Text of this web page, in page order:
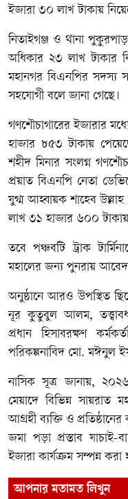
ইজারা ৩০ লাখ টাকায়
নিতাইগঞ্জ ও থানা
অধিকার ২৩ লাখ টাকার
মহানগর বিএনপির
সহযোগী বলে জানা গেছে।
গণশৌচাগারের ইজারার
হাজার ৮৫৩ টাকায়
শহীদ মিনার সংলগ্ন
প্রয়াত বিএনপি নেতা
যুগ্ম আহ্বায়ক শাহেব
লাখ ৩১ হাজার ৬০০
তবে পঞ্চবটি ট্রাক
মহালের জন্য পুনরায়
অনুষ্ঠানে আরও উপস্থিত
নূর কুতুবুল আলম,
প্রধান হিসাবরক্ষণ
পরিকল্পনাবিদ মো. মঈনুল
নাসিক সূত্র জানায়,
মেয়াদে বিভিন্ন সায়রাত
আগ্রহী ব্যক্তি ও
জমা পড়া প্রস্তাব যাচাই-
ইজারা কার্যক্রম সম্পন্ন করা
আপনার মতামত লিখুন